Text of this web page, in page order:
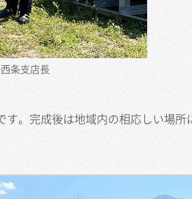
条支店長
。完成後は地域内の相応しい場所